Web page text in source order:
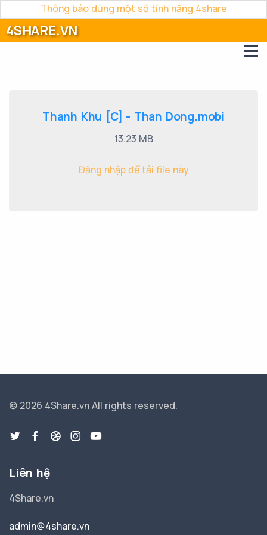
Thông báo dừng một số tính năng 4share
4SHARE.VN
Thanh Khu [C] - Than Dong.mobi
13.23 MB
Đăng nhập để tải file này
© 2026 4Share.vnAll rights reserved.
Liên hệ
4Share.vn
admin@4share.vn